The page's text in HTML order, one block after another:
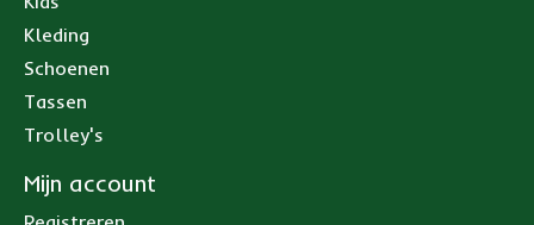
Kleding
Schoenen
Tassen
Trolley's
Mijn account